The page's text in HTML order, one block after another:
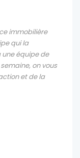
immobilière
qui la
une équipe de
on vous
et de la